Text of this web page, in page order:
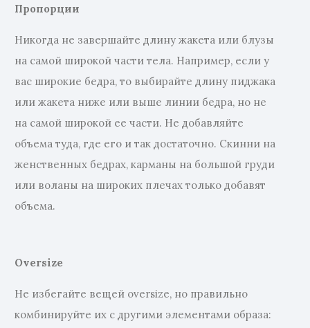
Пропорции
Никогда не завершайте длину жакета или блузы
на самой широкой части тела. Например, если у
вас широкие бедра, то выбирайте длину пиджака
или жакета ниже или выше линии бедра, но не
на самой широкой ее части. Не добавляйте
объема туда, где его и так достаточно. Скинни на
женственных бедрах, карманы на большой груди
или воланы на широких плечах только добавят
объема.
Oversize
Не избегайте вещей oversize, но правильно
комбинируйте их с другими элементами образа: